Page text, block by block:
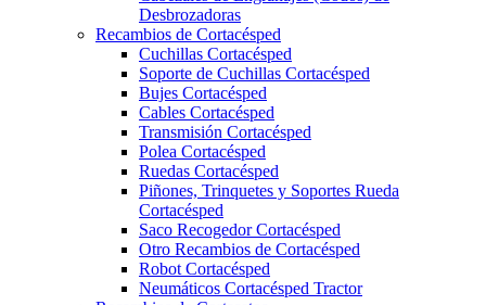
Desbrozadoras
Recambios de Cortacésped
Cuchillas Cortacésped
Soporte de Cuchillas Cortacésped
Bujes Cortacésped
Cables Cortacésped
Transmisión Cortacésped
Polea Cortacésped
Ruedas Cortacésped
Piñones, Trinquetes y Soportes Rueda
Cortacésped
Saco Recogedor Cortacésped
Otro Recambios de Cortacésped
Robot Cortacésped
Neumáticos Cortacésped Tractor